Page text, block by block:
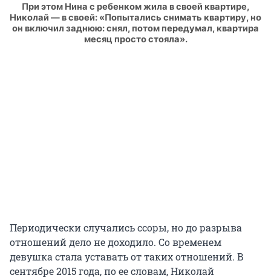
При этом Нина с ребенком жила в своей квартире,
Николай — в своей: «Попытались снимать квартиру, но
он включил заднюю: снял, потом передумал, квартира
месяц просто стояла».
Периодически случались ссоры, но до разрыва
отношений дело не доходило. Со временем
девушка стала уставать от таких отношений. В
сентябре 2015 года, по ее словам, Николай